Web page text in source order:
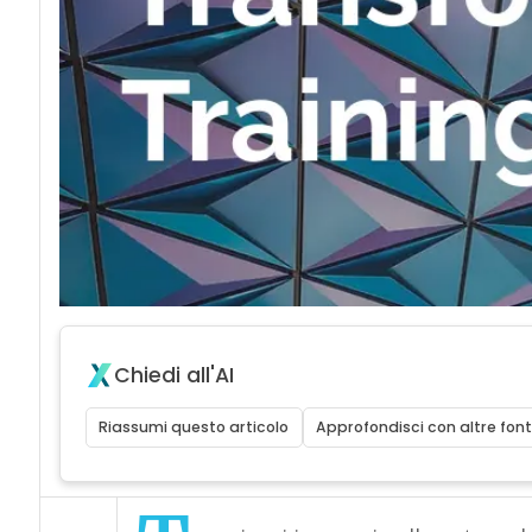
Chiedi all'AI
Riassumi questo articolo Approfondisci con altre